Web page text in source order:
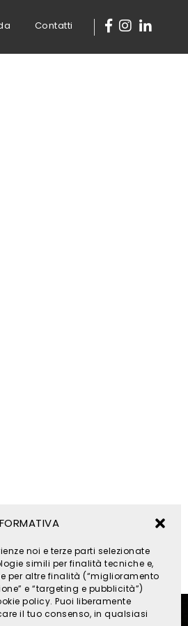
noi e terze parti selezionate
simili per finalità tecniche e,
per altre finalità (“miglioramento
e “targeting e pubblicità”)
policy. Puoi liberamente
il tuo consenso, in qualsiasi
Contatti